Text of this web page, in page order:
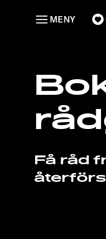
MENY
Få råd